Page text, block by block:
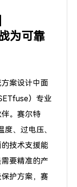
为可靠
案设计中面
）专业
。赛尔特
度、过电压、
技术支援能
要精准的产
护方案，赛